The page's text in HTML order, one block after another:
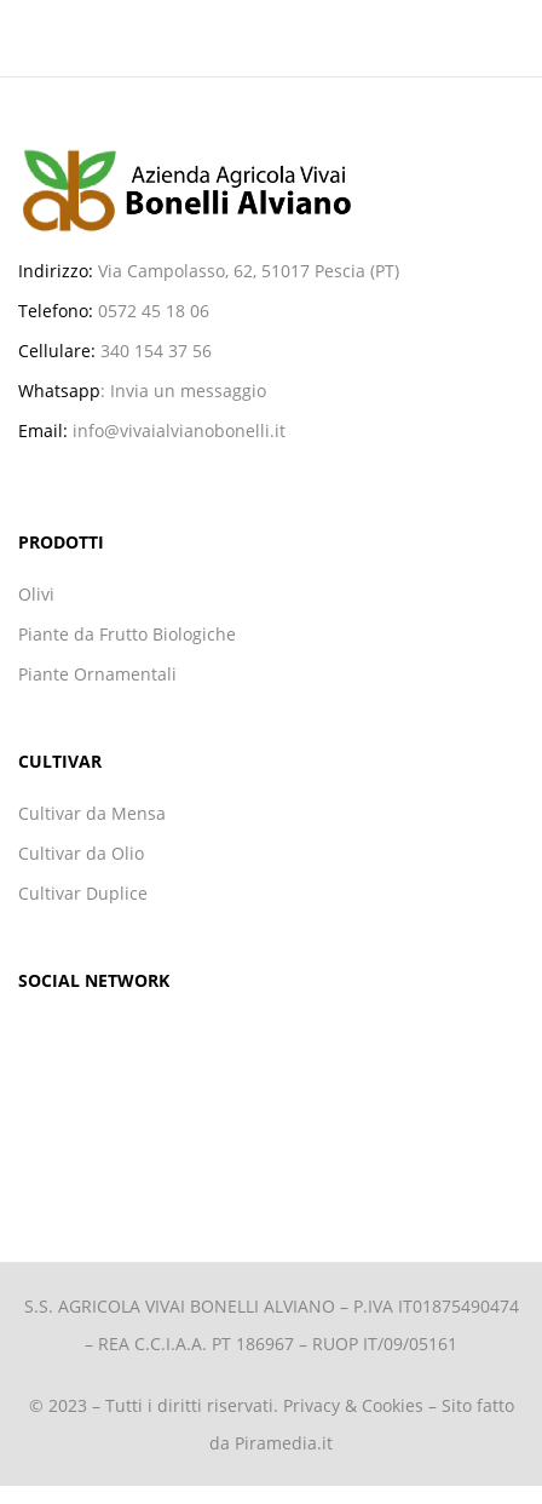
Indirizzo: Via Campolasso, 62, 51017 Pescia (PT)
Telefono: 0572 45 18 06
Cellulare: 340 154 37 56
Whatsapp: Invia un messaggio
Email: info@vivaialvianobonelli.it
PRODOTTI
Olivi
Piante da Frutto Biologiche
Piante Ornamentali
CULTIVAR
Cultivar da Mensa
Cultivar da Olio
Cultivar Duplice
SOCIAL NETWORK
S.S. AGRICOLA VIVAI BONELLI ALVIANO – P.IVA IT01875490474
– REA C.C.I.A.A. PT 186967 – RUOP IT/09/05161
© 2023 – Tutti i diritti riservati. Privacy & Cookies – Sito fatto
da Piramedia.it